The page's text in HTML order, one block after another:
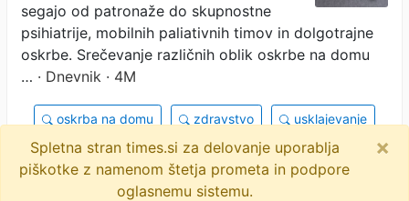
segajo od patronaže do skupnostne
psihiatrije, mobilnih paliativnih timov in dolgotrajne
oskrbe. Srečevanje različnih oblik oskrbe na domu
… · Dnevnik · 4M
oskrba na domu zdravstvo usklajevanje
patronažno zdravstveno varstvo objavi
tvitaj
Spletna stran times.si za delovanje uporablja
piškotke z namenom štetja prometa in podpore
oglasnemu sistemu.
×